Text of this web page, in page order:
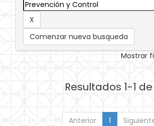
Comenzar nueva busqueda
Mostrar
Resultados 1-1 de
Anterior 1